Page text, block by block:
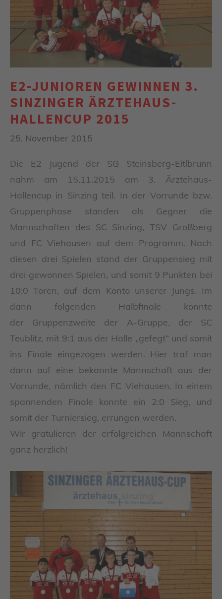
E2-JUNIOREN GEWINNEN 3.
SINZINGER ÄRZTEHAUS-
HALLENCUP 2015
25. November 2015
Die E2 Jugend der SG Steinsberg-Eitlbrunn
nahm am 15.11.2015 am 3. Ärztehaus-
Hallencup in Sinzing teil. In der Vorrunde bzw.
Gruppenphase standen als Gegner die
Mannschaften des SC Sinzing, TSV Großberg
und FC Viehausen auf dem Programm. Nach
diesen drei Spielen stand der Gruppensieg mit
drei gewonnen Spielen, und somit 9 Punkten bei
10:0 Toren, auf dem Konto unserer Jungs. Im
dann folgenden Halbfinale konnte
der Gruppenzweite der A-Gruppe, der SC
Teublitz, mit 9:1 aus der Halle „gefegt“ und somit
ins Finale eingezogen werden. Hier traf man
dann auf eine bekannte Mannschaft aus der
Vorrunde, nämlich den FC Viehausen. In einem
spannenden Finale konnte ein 2:0 Sieg, und
somit der Turniersieg, errungen werden.
Wir gratulieren der erfolgreichen Mannschaft
ganz herzlich!